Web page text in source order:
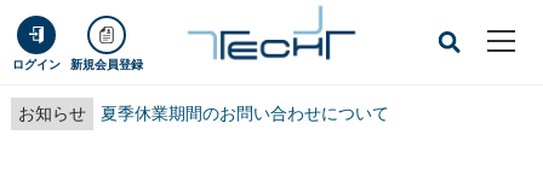
ログイン 新規会員登録
お知らせ 夏季休業期間のお問い合わせについて